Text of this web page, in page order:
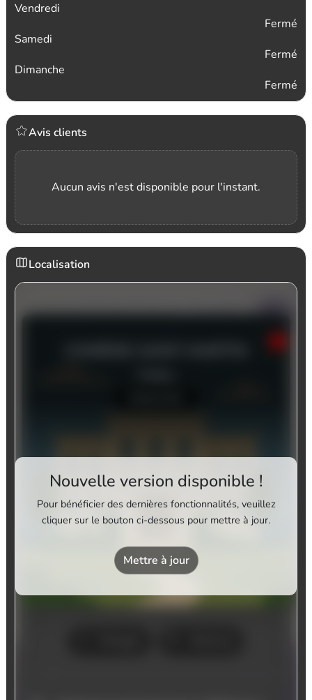
Vendredi
Fermé
Samedi
Fermé
Dimanche
Fermé
Avis clients
Aucun avis n'est disponible pour l'instant.
Localisation